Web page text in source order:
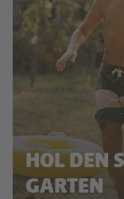
HOL DEN
GARTEN